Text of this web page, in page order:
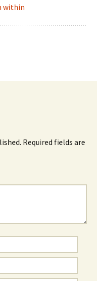
within
Required fields are